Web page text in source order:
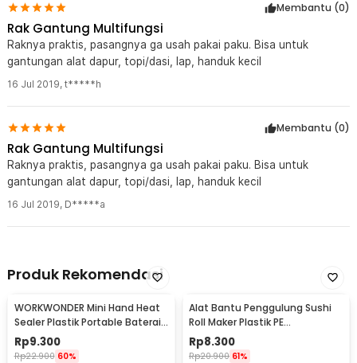
Membantu (0)
Rak Gantung Multifungsi
Raknya praktis, pasangnya ga usah pakai paku. Bisa untuk
gantungan alat dapur, topi/dasi, lap, handuk kecil
16 Jul 2019, t*****h
Membantu (0)
Rak Gantung Multifungsi
Raknya praktis, pasangnya ga usah pakai paku. Bisa untuk
gantungan alat dapur, topi/dasi, lap, handuk kecil
16 Jul 2019, D*****a
Produk Rekomendasi
WORKWONDER Mini Hand Heat
Sealer Plastik Portable Baterai
AA - LX2000A
Rp9.300
Rp22.900 60%
Alat Bantu Penggulung Sushi
Roll Maker Plastik PE
22x20.5x0.1cm - E1119
Rp8.300
Rp20.900 61%